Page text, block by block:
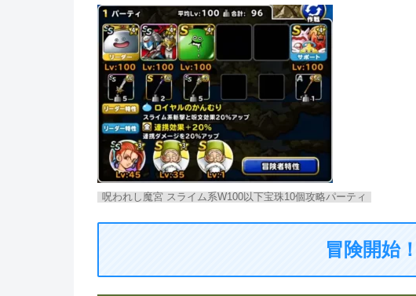
呪われし魔宮 スライム系W100以下宝珠10個攻略パーティ
冒険開始！